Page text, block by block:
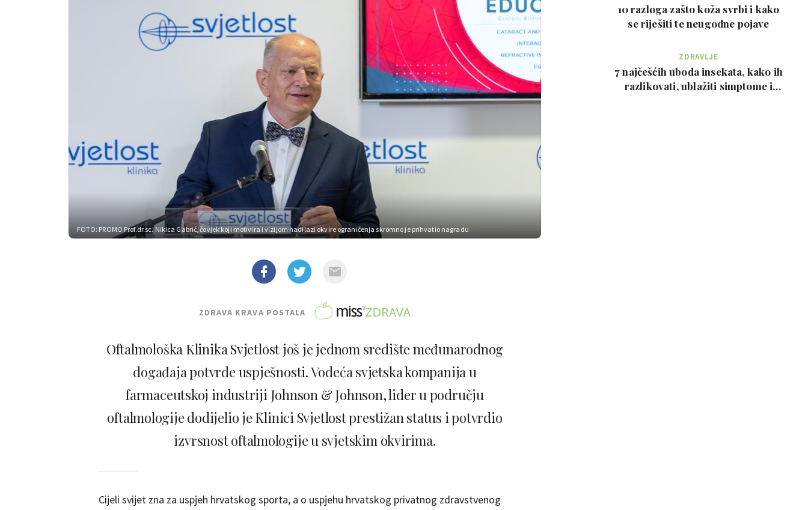
FOTO: PROMO Prof.dr.sc. Nikica Gabrić, čovjek koji motivira i vizijom nadilazi okvire ograničenja skromno je prihvatio nagradu
ZDRAVA KRAVA POSTALA
Oftalmološka Klinika Svjetlost još je jednom središte međunarodnog
događaja potvrde uspješnosti. Vodeća svjetska kompanija u
farmaceutskoj industriji Johnson & Johnson, lider u području
oftalmologije dodijelio je Klinici Svjetlost prestižan status i potvrdio
izvrsnost oftalmologije u svjetskim okvirima.
Cijeli svijet zna za uspjeh hrvatskog sporta, a o uspjehu hrvatskog privatnog zdravstvenog
10 razloga zašto koža svrbi i kako
se riješiti te neugodne pojave
ZDRAVLJE
7 najčešćih uboda insekata, kako ih
razlikovati, ublažiti simptome i